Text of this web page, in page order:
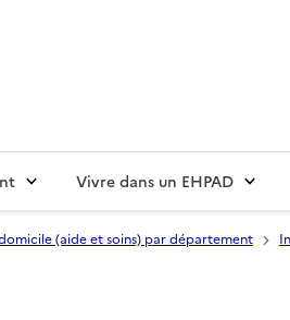
Vivre dans un EHPAD
(aide et soins) par département